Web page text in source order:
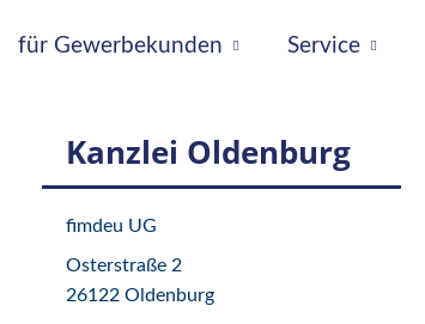
für Gewerbekunden Service
Kanzlei Oldenburg
fimdeu UG
Osterstraße 2
26122 Oldenburg